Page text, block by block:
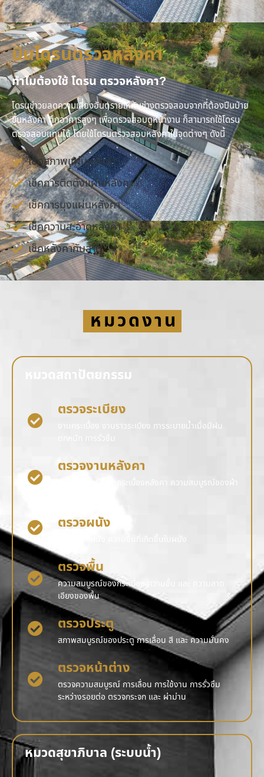
บินโดรนตรวจหลังคา
ทำไมต้องใช้ โดรน ตรวจหลังคา?
โดรนช่าวยลดความเสี่ยงอันตรายให้กับช่างตรวจสอบจากที่ต้องปีนป่าย
ขึ้นหลังคา ตึกอาคารสูงๆ เพื่อตรวจสอบดูหน้างาน ก็สามารถใช้โดรน
ตรวจสอบแทนได้ โดยใช้โดรนตรวจสอบหลังคาในจุดต่างๆ ดังนี้
เช็คสภาพแผ่นหลังคา
เช็คการติดตั้งแผ่นหลังคา
เช็คการมุงแผ่นหลังคา
เช็คความสะอาดหลังคา
เช็คหลังคากันสาด
หมวดงาน
หมวดสถาปัตยกรรม
ตรวจระเบียง
งานกระเบื้อง งานราวระเบียง การระบายน้ำเมื่อมีฝน
ตรวจงานหลังคา
ความสมบูรณ์ของกระเบื้องหลังคา ความสมบูรณ์ของผ้า
ตรวจผนัง
ตรวจพื้น
ความสมบูรณ์ของกระเบื้อง ความชื้น และ ความลาด
เอียงของพื้น
ตรวจประตู
สภาพสมบูรณ์ของประตู การเลื่อน สี และ ความมั่นคง
ตรวจหน้าต่าง
ตรวจความสมบูรณ์ การเลื่อน การใช้งาน การรั่วซึม
ระหว่างรอยต่อ ตรวจกระจก และ ผ่าม่าน
หมวดสุขาภิบาล (ระบบน้ำ)